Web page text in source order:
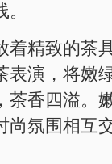
着精致的茶
表演，将嫩
茶香四溢。
尚氛围相互